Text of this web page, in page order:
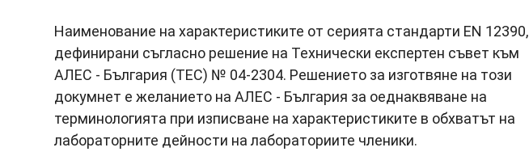
Наименование на характеристиките от серията стандарти EN 12390,
дефинирани съгласно решение на Технически експертен съвет към
АЛЕС - България (ТЕС) № 04-2304. Решението за изготвяне на този
докумнет е желанието на АЛЕС - България за оеднаквяване на
терминологията при изписване на характеристиките в обхватът на
лабораторните дейности на лабораториите членики.